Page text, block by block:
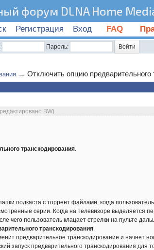
форум DLNA Home
Регистрация Вход FAQ
Пароль:
→ Отключить опцию предварительного
BW)
транскодирования.
подкаста с торрент файлами, когда
серии. Когда на телевизоре выделяется
чего пользователь клацает стрелки на пульте
транскодирования.
предварительное транскодирование и начнет
запуск предварительного транскодирования для